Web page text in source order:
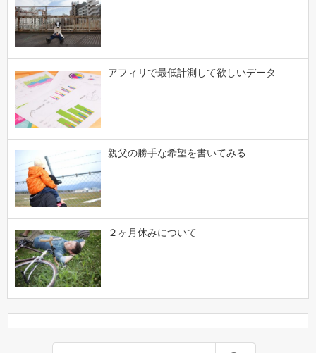
アフィリで最低計測して欲しいデータ
親父の勝手な希望を書いてみる
２ヶ月休みについて